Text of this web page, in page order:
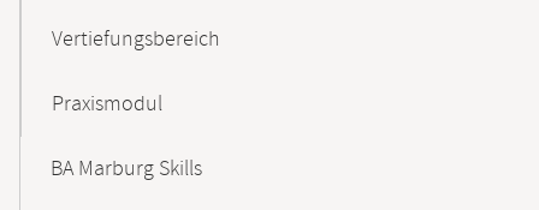
Vertiefungsbereich
Praxismodul
BA Marburg Skills